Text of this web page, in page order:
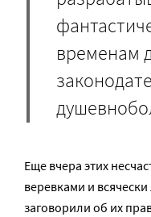
временам
Еще вчера этих
веревками и
заговорили об их